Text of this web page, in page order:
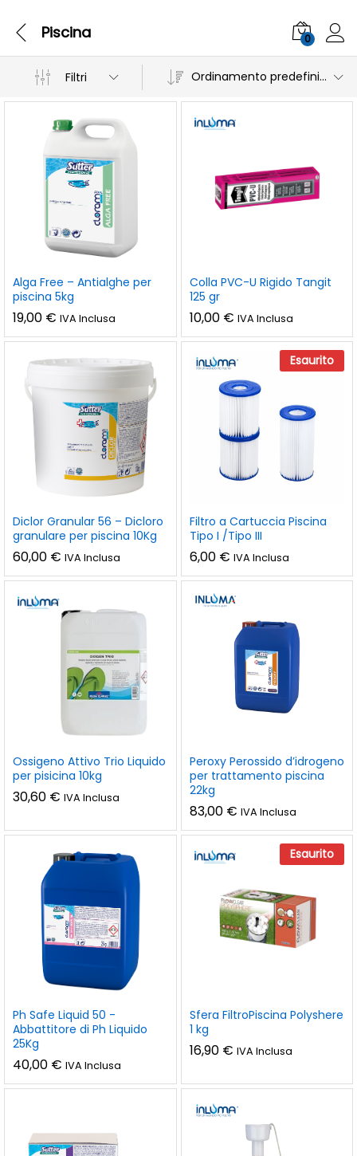
Piscina 0
Filtri Ordinamento predefinito
Alga Free – Antialghe per
piscina 5kg
19,00 € IVA Inclusa
Colla PVC-U Rigido Tangit
125 gr
10,00 € IVA Inclusa
Diclor Granular 56 – Dicloro
granulare per piscina 10Kg
60,00 € IVA Inclusa
Esaurito
Filtro a Cartuccia Piscina
Tipo I /Tipo III
6,00 € IVA Inclusa
Ossigeno Attivo Trio Liquido
per pisicina 10kg
30,60 € IVA Inclusa
Peroxy Perossido d’idrogeno
per trattamento piscina
22kg
83,00 € IVA Inclusa
Ph Safe Liquid 50 -
Abbattitore di Ph Liquido
25Kg
40,00 € IVA Inclusa
Esaurito
Sfera FiltroPiscina Polyshere
1 kg
16,90 € IVA Inclusa